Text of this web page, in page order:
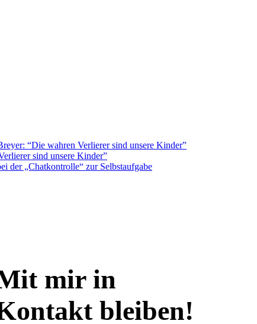
“Die wahren Verlierer sind unsere Kinder”
sind unsere Kinder”
der „Chatkontrolle“ zur Selbstaufgabe
mir in
bleiben!